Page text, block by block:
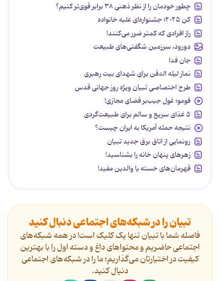
چطور خودمان را از نظر ذهنی ۳۸ برابر قوی‌تر کنیم؟
کن ۲۰۲۵؛ جشنواره‌ای علیه خانواده
راز افرادی که کمتر ضرر می‌کنند!
دورود، سرزمین شگفتی‌های طبیعت
جان فدا
نماز لیله الدفن برای شهدای بیت رهبری
طرح اختصاصی تبیان ویژه روز جهانی قدس
فومو؛ غول جیب‌بر فضای مجازی!
۵ غذای سریع و سالم برای طبیعت‌گردی
نتیجه حمله آمریکا به ایران چیست؟
رونمایی از اتاق برق جدید تبیان
زهرهای پنهان خانه را بشناسید!
قهرمان‌های خسته یا والدین مفید!
تبیان را در شبکه‌های اجتماعی دنبال کنید
فاصله شما با تبیان تنها یک کلیک است! در همه شبکه‌های
اجتماعی حاضریم و محتواهای داغ و دسته اول را با بهترین
کیفیت در اختیارتان می‌گذاریم؛ ما را در شبکه‌های اجتماعی
دنیال کنید.